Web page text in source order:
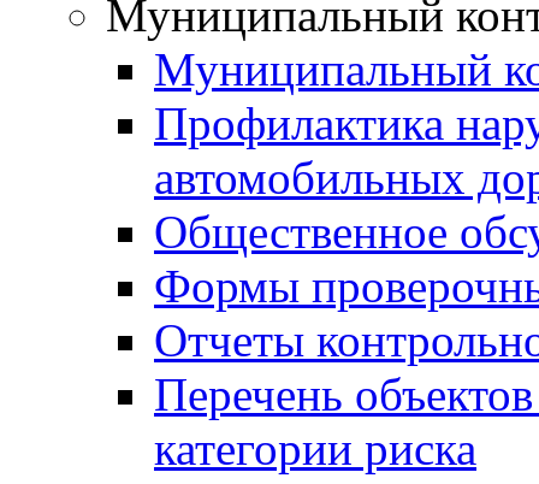
Муниципальный
Муниципальный
Профилактика
автомобильных
Общественное
Формы
Отчеты
Перечень
категории риска